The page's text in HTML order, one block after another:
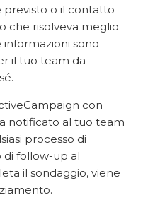
o il contatto
che risolveva meglio
informazioni sono
il tuo team da
con
notificato al tuo team
processo di
di follow-up al
il sondaggio, viene